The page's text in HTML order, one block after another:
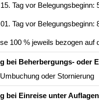
Tag vor Belegungsbeginn:
Tag vor Belegungsbeginn:
100 % jeweils bezogen auf
bei Beherbergungs- oder
oder Stornierung
bei Einreise unter Auflagen